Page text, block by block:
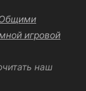
игровой
наш